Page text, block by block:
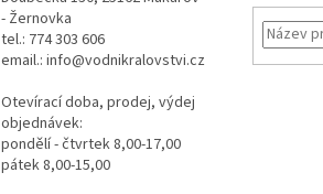
- Žernovka
tel.: 774 303 606
email.: info@vodnikralovstvi.cz
Otevírací doba, prodej, výdej
objednávek:
pondělí - čtvrtek 8,00-17,00
pátek 8,00-15,00